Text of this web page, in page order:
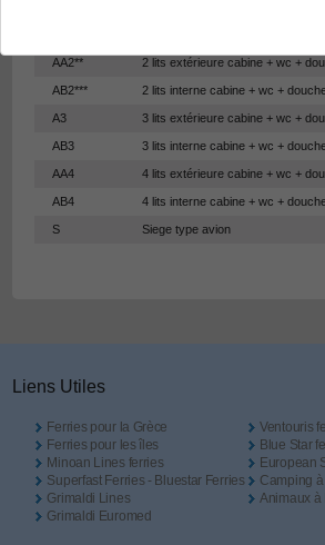
AA2** 2 lits extérieure cabine + wc +
AB2*** 2 lits interne cabine + wc +
A3 3 lits extérieure cabine + wc +
AB3 3 lits interne cabine + wc +
AA4 4 lits extérieure cabine + wc +
AB4 4 lits interne cabine + wc +
S Siege type avion
Liens Utiles
Ferries pour la Grèce
Ferries pour les îles
Minoan Lines ferries
Superfast Ferries - Bluestar Ferries
Grimaldi Lines
Grimaldi Euromed
Ventouris
Blue Star
European
Camping à
Animaux à